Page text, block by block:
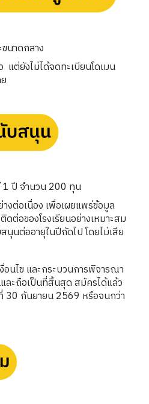
ขนาดกลาง
แต่ยังไม่ได้จดทะเบียนโดเมน
1 ปี จำนวน 200 ทุน
างต่อเนื่อง เพื่อเผยแพร่ข้อมูล
ดต่อของโรงเรียนอย่างเหมาะสม
นต่ออายุในปีถัดไป โดยไม่เสีย
อนไข และกระบวนการพิจารณา
ละถือเป็นที่สิ้นสุด สมัครได้แล้ว
30 กันยายน 2569 หรือจนกว่า